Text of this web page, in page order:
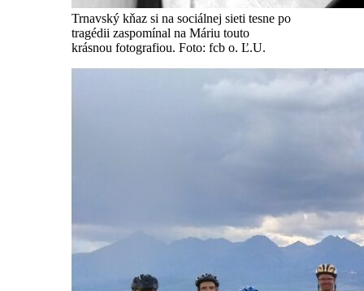
Trnavský kňaz si na sociálnej sieti tesne po
tragédii zaspomínal na Máriu touto
krásnou fotografiou. Foto: fcb o. Ľ.U.